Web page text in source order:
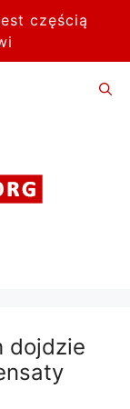
częścią
dojdzie